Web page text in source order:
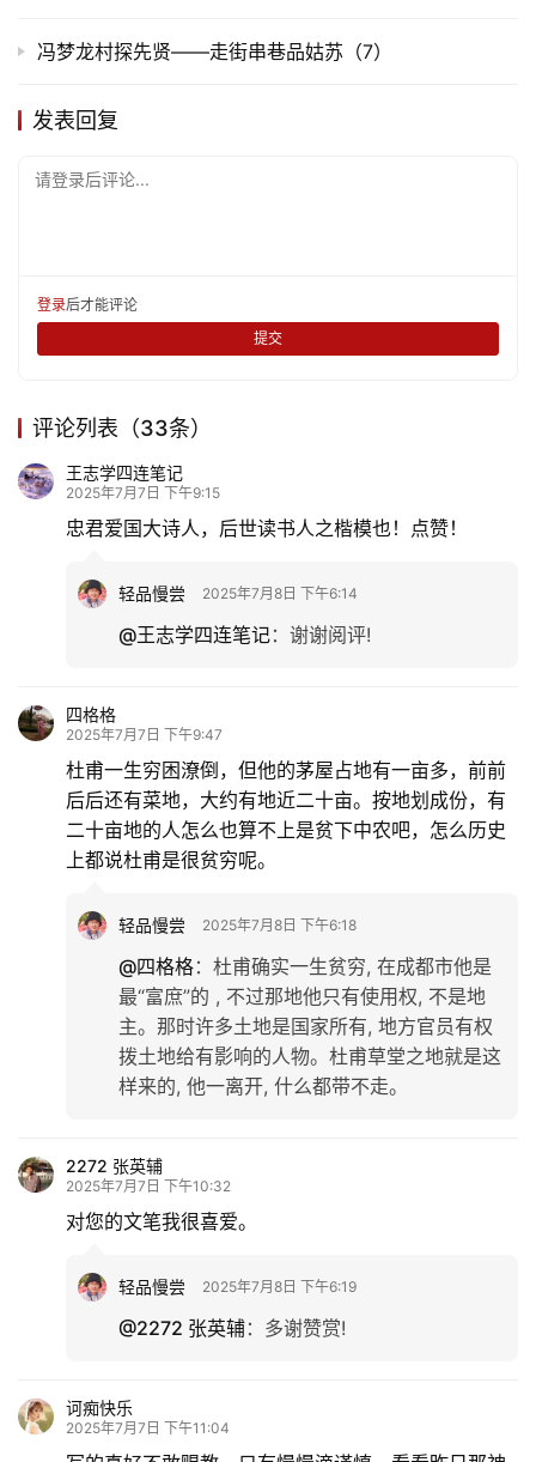
冯梦龙村探先贤——走街串巷品姑苏（7）
发表回复
请登录后评论...
登录后才能评论
提交
评论列表（33条）
王志学四连笔记
2025年7月7日 下午9:15
忠君爱国大诗人，后世读书人之楷模也！点赞！
轻品慢尝 2025年7月8日 下午6:14
@王志学四连笔记： 谢谢阅评!
四格格
2025年7月7日 下午9:47
杜甫一生穷困潦倒，但他的茅屋占地有一亩多，前前
后后还有菜地，大约有地近二十亩。按地划成份，有
二十亩地的人怎么也算不上是贫下中农吧，怎么历史
上都说杜甫是很贫穷呢。
轻品慢尝 2025年7月8日 下午6:18
@四格格： 杜甫确实一生贫穷, 在成都市他是
最“富庶”的 , 不过那地他只有使用权, 不是地
主。那时许多土地是国家所有, 地方官员有权
拨土地给有影响的人物。杜甫草堂之地就是这
样来的, 他一离开, 什么都带不走。
2272 张英辅
2025年7月7日 下午10:32
对您的文笔我很喜爱。
轻品慢尝 2025年7月8日 下午6:19
@2272 张英辅： 多谢赞赏!
诃痴快乐
2025年7月7日 下午11:04